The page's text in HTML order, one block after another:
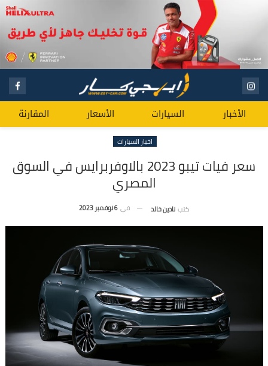
الأخبار السيارات الأسعار المقارنة
اخبار السيارات
سعر فيات تيبو 2023 بالاوفربرايس في السوق
المصري
كتب نادين خالد في 6 نوفمبر 2023